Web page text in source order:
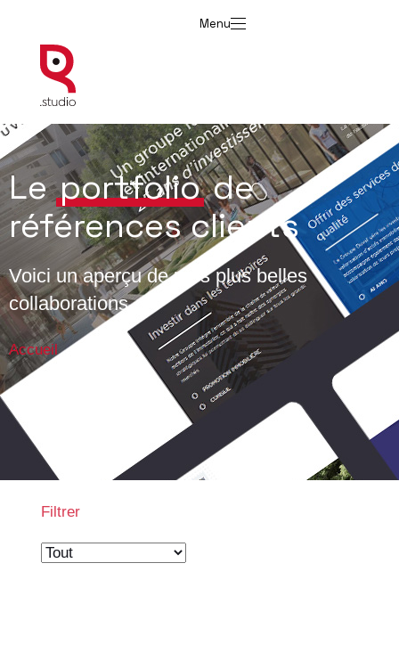
Menu
Leportfoliode
références clients
Voici un aperçu de mes plus belles
collaborations.
Accueil → Portfolio
Filtrer